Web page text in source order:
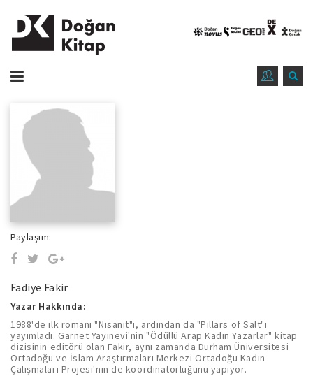
Paylaşım:
Fadiye Fakir
Yazar Hakkında:
1988'de ilk romanı "Nisanit"i, ardından da "Pillars of Salt"ı
yayımladı. Garnet Yayınevi'nin "Ödüllü Arap Kadın Yazarlar" kitap
dizisinin editörü olan Fakir, aynı zamanda Durham Üniversitesi
Ortadoğu ve İslam Araştırmaları Merkezi Ortadoğu Kadın
Çalışmaları Projesi'nin de koordinatörlüğünü yapıyor.